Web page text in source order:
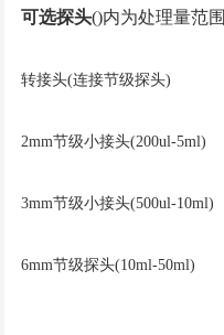
可选探头()内为处理量范围
转接头(连接节级探头)
2mm节级小接头(200ul-5ml)
3mm节级小接头(500ul-10ml)
6mm节级探头(10ml-50ml)